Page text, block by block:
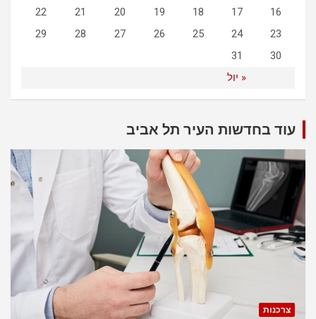
« יול
16
17
18
19
20
21
22
23
24
25
26
27
28
29
30
31
עוד בחדשות העיר תל אביב
צרכנות